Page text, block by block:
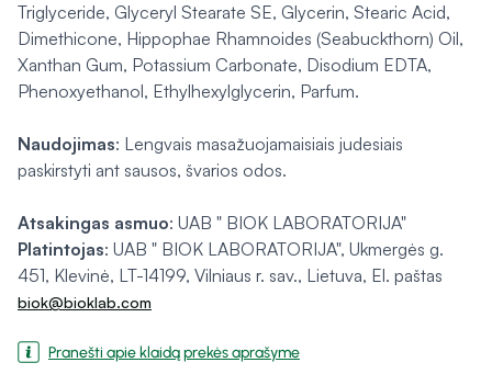
Triglyceride, Glyceryl Stearate SE, Glycerin, Stearic Acid,
Dimethicone, Hippophae Rhamnoides (Seabuckthorn) Oil,
Xanthan Gum, Potassium Carbonate, Disodium EDTA,
Phenoxyethanol, Ethylhexylglycerin, Parfum.
Naudojimas: Lengvais masažuojamaisiais judesiais
paskirstyti ant sausos, švarios odos.
Atsakingas asmuo: UAB " BIOK LABORATORIJA"
Platintojas: UAB " BIOK LABORATORIJA", Ukmergės g.
451, Klevinė, LT-14199, Vilniaus r. sav., Lietuva, El. paštas
biok@bioklab.com
Pranešti apie klaidą prekės aprašyme